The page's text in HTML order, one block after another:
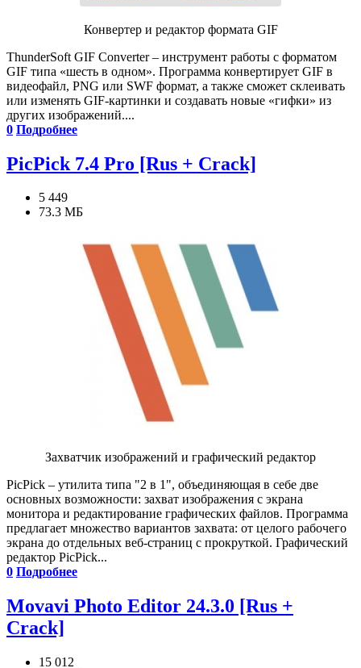
Конвертер и редактор формата GIF
ThunderSoft GIF Converter – инструмент работы с форматом
GIF типа «шесть в одном». Программа конвертирует GIF в
видеофайл, PNG или SWF формат, а также сможет склеивать
или изменять GIF-картинки и создавать новые «гифки» из
других изображений....
0 Подробнее
PicPick 7.4 Pro [Rus + Crack]
5 449
73.3 МБ
Захватчик изображений и графический редактор
PicPick – утилита типа "2 в 1", объединяющая в себе две
основных возможности: захват изображения с экрана
монитора и редактирование графических файлов. Программа
предлагает множество вариантов захвата: от целого рабочего
экрана до отдельных веб-страниц с прокруткой. Графический
редактор PicPick...
0 Подробнее
Movavi Photo Editor 24.3.0 [Rus +
Crack]
15 012